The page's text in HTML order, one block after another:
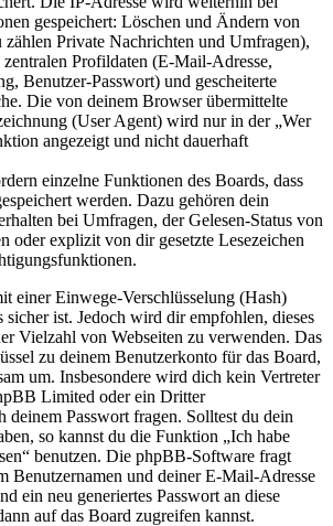
gespeichert: Löschen und Ändern von
zählen Private Nachrichten und Umfragen),
Profildaten (E-Mail-Adresse,
Benutzer-Passwort) und gescheiterte
Die von deinem Browser übermittelte
(User Agent) wird nur in der „Wer
angezeigt und nicht dauerhaft
einzelne Funktionen des Boards, dass
werden. Dazu gehören dein
bei Umfragen, der Gelesen-Status von
oder explizit von dir gesetzte Lesezeichen
einer Einwege-Verschlüsselung (Hash)
sicher ist. Jedoch wird dir empfohlen, dieses
Vielzahl von Webseiten zu verwenden. Das
zu deinem Benutzerkonto für das Board,
um. Insbesondere wird dich kein Vertreter
Limited oder ein Dritter
deinem Passwort fragen. Solltest du dein
so kannst du die Funktion „Ich habe
benutzen. Die phpBB-Software fragt
Benutzernamen und deiner E-Mail-Adresse
ein neu generiertes Passwort an diese
auf das Board zugreifen kannst.